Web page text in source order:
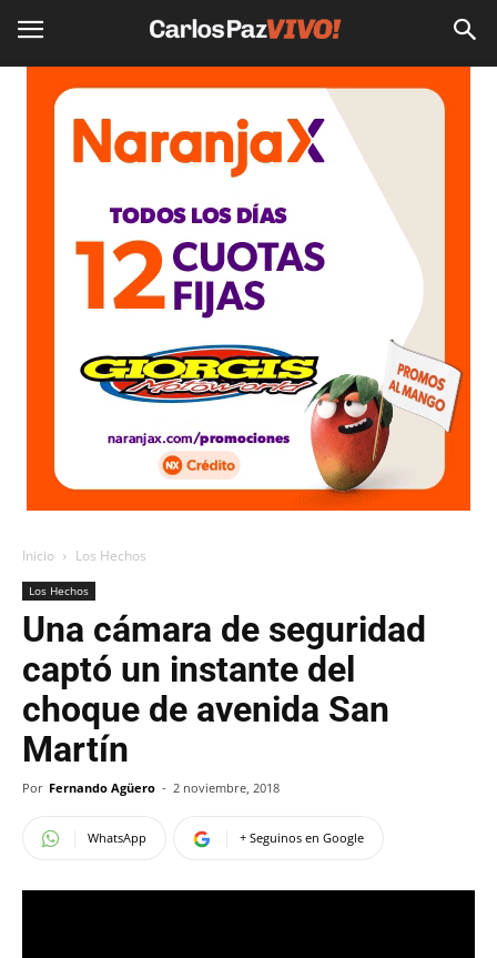
Inicio Los Hechos
Los Hechos
Una cámara de seguridad
captó un instante del
choque de avenida San
Martín
Por Fernando Agüero - 2 noviembre, 2018
WhatsApp + Seguinos en Google